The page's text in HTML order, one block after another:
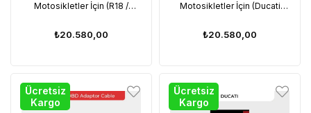
Motosikletler İçin (R18 /
Serisi / R nineT
₺20.580,00
Motosikletler İçin (Ducati
Rally, Pikes Peak)
₺20.580,00
Ücretsiz
Kargo
Ücretsiz
Kargo